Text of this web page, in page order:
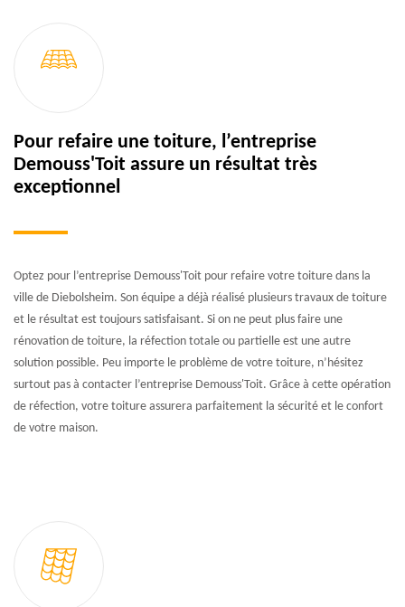
Pour refaire une toiture, l’entreprise
Demouss'Toit assure un résultat très
exceptionnel
Optez pour l’entreprise Demouss'Toit pour refaire votre toiture dans la
ville de Diebolsheim. Son équipe a déjà réalisé plusieurs travaux de toiture
et le résultat est toujours satisfaisant. Si on ne peut plus faire une
rénovation de toiture, la réfection totale ou partielle est une autre
solution possible. Peu importe le problème de votre toiture, n’hésitez
surtout pas à contacter l’entreprise Demouss'Toit. Grâce à cette opération
de réfection, votre toiture assurera parfaitement la sécurité et le confort
de votre maison.